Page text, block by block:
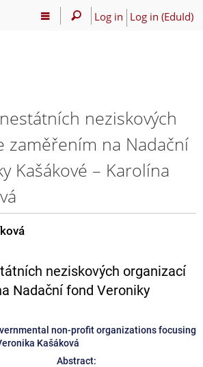
Log in Log in (EduId)
neziskových
zaměřením na Nadační
Kašákové – Karolína
neziskových organizací
Nadační fond Veroniky
non-profit organizations focusing
Kašáková
Abstract: